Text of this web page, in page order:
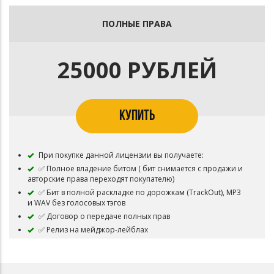
Музыка
✅ Дистрибуция трека на всех стриминговых площадках
без ограничений (Apple Music, Spotify, Deezer и т.д.)
Content ID)
✅ Бит остается в продаже
Использовать бит для перепродажи
ПОЛНЫЕ ПРАВА
25000 РУБЛЕЙ
КУПИТЬ
При покупке данной лицензии вы получаете:
✅ Полное владение битом ( бит снимается с продажи и
авторские права переходят покупателю)
✅ Бит в полной раскладке по дорожкам (TrackOut), MP3
и WAV без голосовых тэгов
✅ Договор о передаче полных прав
✅ Релиз на мейджор-лейблах